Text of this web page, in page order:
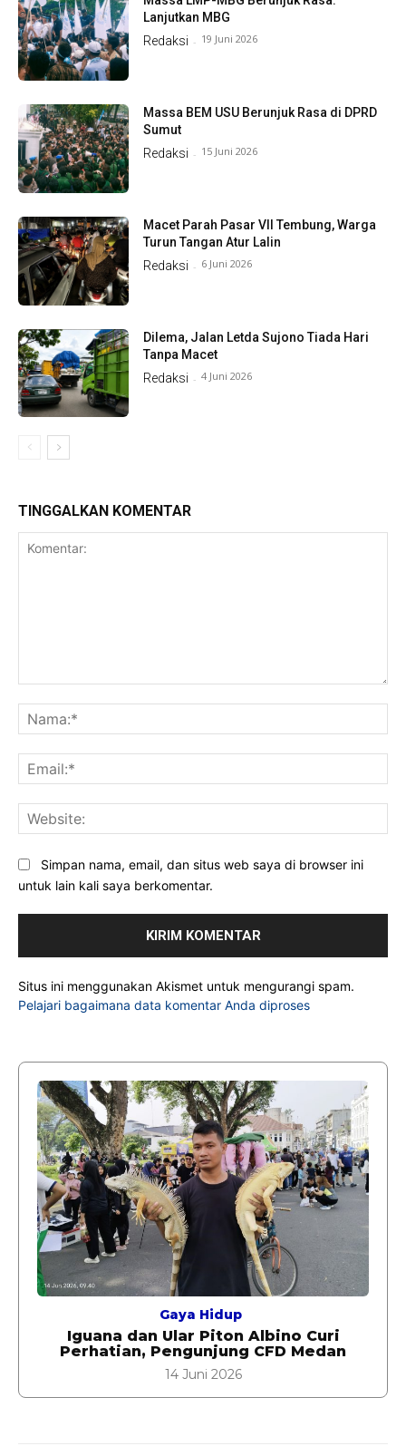
Lanjutkan MBG
Redaksi - 19 Juni 2026
Massa BEM USU Berunjuk Rasa di DPRD
Sumut
Redaksi - 15 Juni 2026
Macet Parah Pasar VII Tembung, Warga
Turun Tangan Atur Lalin
Redaksi - 6 Juni 2026
Dilema, Jalan Letda Sujono Tiada Hari
Tanpa Macet
Redaksi - 4 Juni 2026
TINGGALKAN KOMENTAR
Simpan nama, email, dan situs web saya di browser ini
untuk lain kali saya berkomentar.
Situs ini menggunakan Akismet untuk mengurangi spam.
Pelajari bagaimana data komentar Anda diproses
Gaya Hidup
Iguana dan Ular Piton Albino Curi
Perhatian, Pengunjung CFD Medan
14 Juni 2026